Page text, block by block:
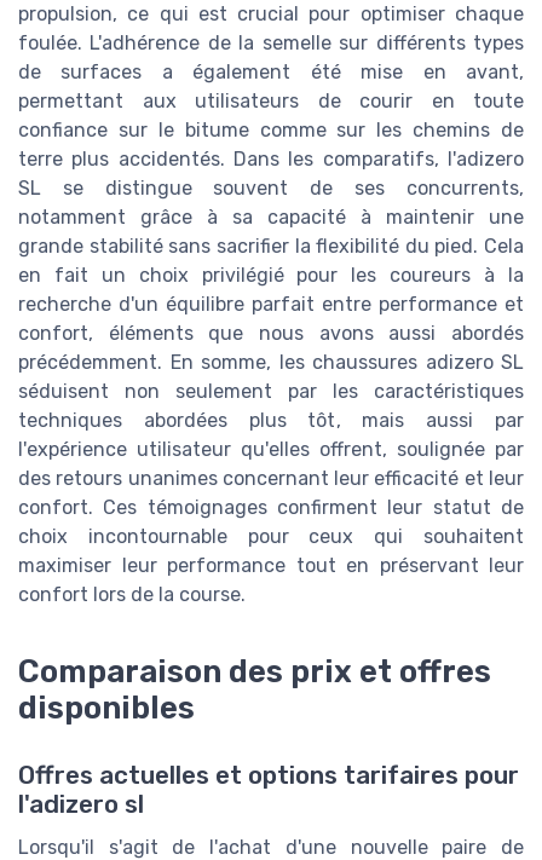
propulsion, ce qui est crucial pour optimiser chaque
foulée. L'adhérence de la semelle sur différents types
de surfaces a également été mise en avant,
permettant aux utilisateurs de courir en toute
confiance sur le bitume comme sur les chemins de
terre plus accidentés. Dans les comparatifs, l'adizero
SL se distingue souvent de ses concurrents,
notamment grâce à sa capacité à maintenir une
grande stabilité sans sacrifier la flexibilité du pied. Cela
en fait un choix privilégié pour les coureurs à la
recherche d'un équilibre parfait entre performance et
confort, éléments que nous avons aussi abordés
précédemment. En somme, les chaussures adizero SL
séduisent non seulement par les caractéristiques
techniques abordées plus tôt, mais aussi par
l'expérience utilisateur qu'elles offrent, soulignée par
des retours unanimes concernant leur efficacité et leur
confort. Ces témoignages confirment leur statut de
choix incontournable pour ceux qui souhaitent
maximiser leur performance tout en préservant leur
confort lors de la course.
Comparaison des prix et offres
disponibles
Offres actuelles et options tarifaires pour
l'adizero sl
Lorsqu'il s'agit de l'achat d'une nouvelle paire de